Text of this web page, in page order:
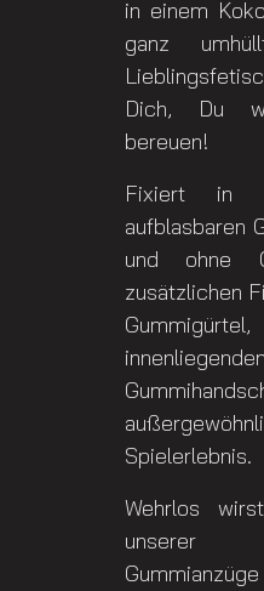
in einem
ganz
Dich, Du
bereuen!
Fixiert in
aufblasbaren
und ohne
zusätzlichen
innenliegenden
Spielerlebnis.
Wehrlos
unserer